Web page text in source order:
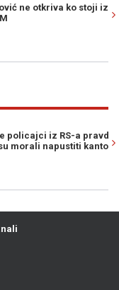
ko stoji iza
iz RS-a pravdali
kanton